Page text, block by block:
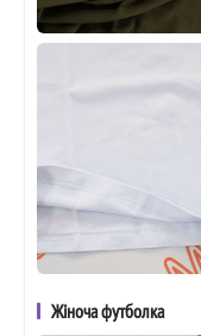
Жіноча футболка